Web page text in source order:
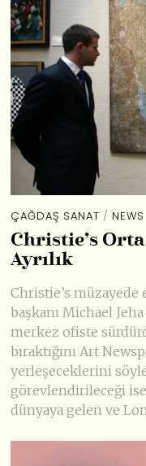
ÇAĞDAŞ SANAT / NEWS
Christie’s
Ayrılık
Christie’s
başkanı Michael
merkez ofiste
bıraktığını Art
yerleşeceklerini
görevlendirileceği ise
dünyaya gelen ve